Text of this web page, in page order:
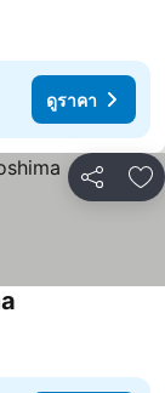
ดูราคา
แชร์ เ